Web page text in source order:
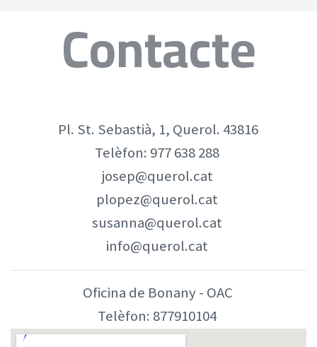
Contacte
Pl. St. Sebastià, 1, Querol. 43816
Telèfon: 977 638 288
josep@querol.cat
plopez@querol.cat
susanna@querol.cat
info@querol.cat
Oficina de Bonany - OAC
Telèfon: 877910104